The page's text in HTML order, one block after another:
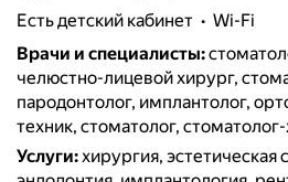
есть детский кабинет
Wi-Fi
Врачи и специалисты:
челюстно-лицевой хирург,
пародонтолог, имплантолог,
техник, стоматолог,
Услуги: хирургия, эстетическая